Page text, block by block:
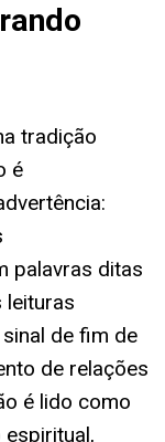
tradição
é
palavras ditas
leituras
de fim de
de relações
é lido como